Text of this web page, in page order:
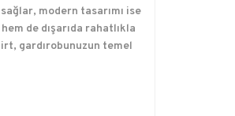
modern tasarımı ise
de dışarıda rahatlıkla
gardırobunuzun temel